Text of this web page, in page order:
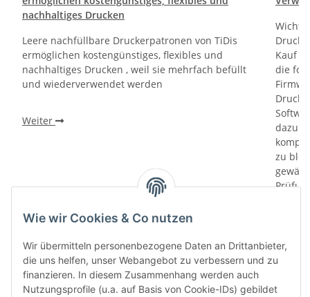
nachhaltiges Drucken
Leere nachfüllbare Druckerpatronen von TiDis
ermöglichen kostengünstiges, flexibles und
nachhaltiges Drucken , weil sie mehrfach befüllt
und wiederverwendet werden
Weiter
Kauf
die
dazu
zu
„6-
Wie wir Cookies & Co nutzen
Wir übermitteln personenbezogene Daten an Drittanbieter,
die uns helfen, unser Webangebot zu verbessern und zu
finanzieren. In diesem Zusammenhang werden auch
Nutzungsprofile (u.a. auf Basis von Cookie-IDs) gebildet